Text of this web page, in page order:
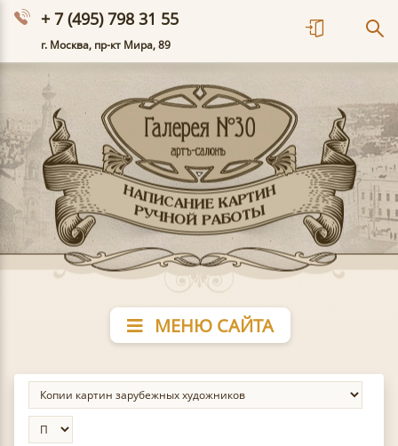
+ 7 (495) 798 31 55
г. Москва, пр-кт Мира, 89
МЕНЮ САЙТА